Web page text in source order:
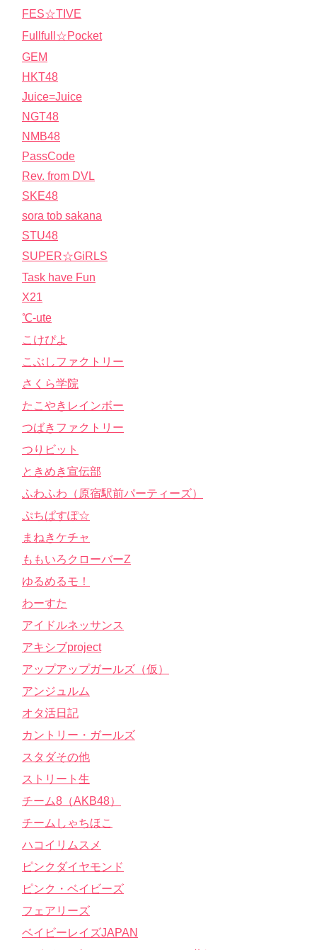
FES☆TIVE
Fullfull☆Pocket
GEM
HKT48
Juice=Juice
NGT48
NMB48
PassCode
Rev. from DVL
SKE48
sora tob sakana
STU48
SUPER☆GiRLS
Task have Fun
X21
℃-ute
こけぴよ
こぶしファクトリー
さくら学院
たこやきレインボー
つばきファクトリー
つりビット
ときめき宣伝部
ふわふわ（原宿駅前パーティーズ）
ぷちぱすぽ☆
まねきケチャ
ももいろクローバーZ
ゆるめるモ！
わーすた
アイドルネッサンス
アキシブproject
アップアップガールズ（仮）
アンジュルム
オタ活日記
カントリー・ガールズ
スタダその他
ストリート生
チーム8（AKB48）
チームしゃちほこ
ハコイリムスメ
ピンクダイヤモンド
ピンク・ベイビーズ
フェアリーズ
ベイビーレイズJAPAN